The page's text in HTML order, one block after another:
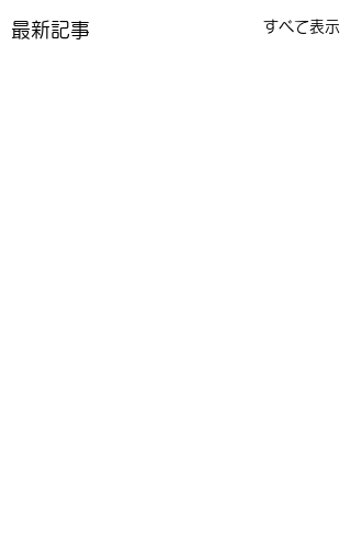
最新記事 すべて表示